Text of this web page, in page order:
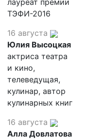
лауреат премии
ТЭФИ-2016
16 августа
Юлия Высоцкая
актриса театра
и кино,
телеведущая,
кулинар, автор
кулинарных книг
16 августа
Алла Довлатова